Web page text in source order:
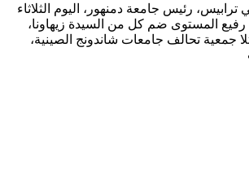
ترابيس، رئيس جامعة دمنهور، اليوم الثلاثاء
وفد رفيع المستوى ضم كل من السيدة زيهاونا،
جمعية تحالف جامعات شاندونج الصينية،